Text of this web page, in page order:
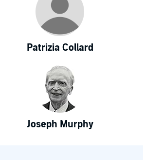
Patrizia Collard
Joseph Murphy